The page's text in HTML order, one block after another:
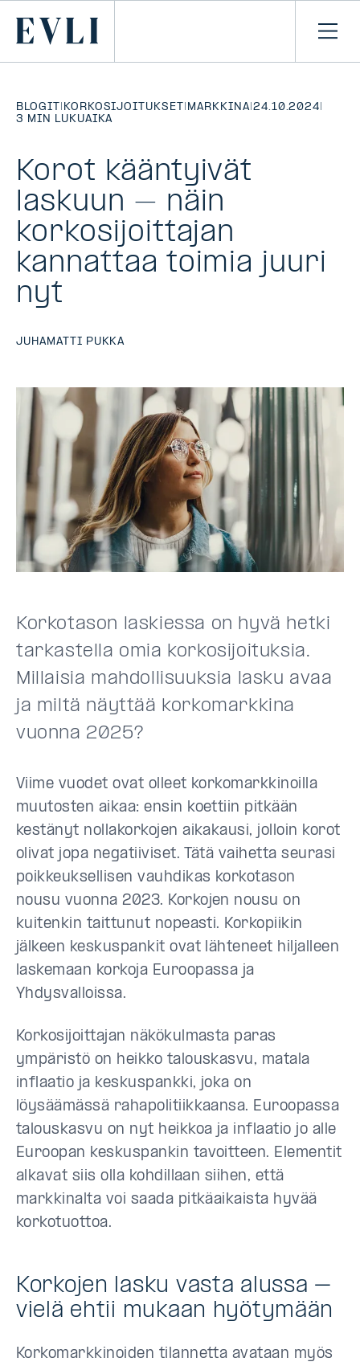
Primary
Avaa
BLOGIT | KORKOSIJOITUKSET | MARKKINA|24.10.2024|
3 MIN LUKUAIKA
Korot kääntyivät
laskuun – näin
korkosijoittajan
kannattaa toimia juuri
nyt
JUHAMATTI PUKKA
Korkotason laskiessa on hyvä hetki
tarkastella omia korkosijoituksia.
Millaisia mahdollisuuksia lasku avaa
ja miltä näyttää korkomarkkina
vuonna 2025?
Viime vuodet ovat olleet korkomarkkinoilla
muutosten aikaa: ensin koettiin pitkään
kestänyt nollakorkojen aikakausi, jolloin korot
olivat jopa negatiiviset. Tätä vaihetta seurasi
poikkeuksellisen vauhdikas korkotason
nousu vuonna 2023. Korkojen nousu on
kuitenkin taittunut nopeasti. Korkopiikin
jälkeen keskuspankit ovat lähteneet hiljalleen
laskemaan korkoja Euroopassa ja
Yhdysvalloissa.
Korkosijoittajan näkökulmasta paras
ympäristö on heikko talouskasvu, matala
inflaatio ja keskuspankki, joka on
löysäämässä rahapolitiikkaansa. Euroopassa
talouskasvu on nyt heikkoa ja inflaatio jo alle
Euroopan keskuspankin tavoitteen. Elementit
alkavat siis olla kohdillaan siihen, että
markkinalta voi saada pitkäaikaista hyvää
korkotuottoa.
Korkojen lasku vasta alussa –
vielä ehtii mukaan hyötymään
Korkomarkkinoiden tilannetta avataan myös